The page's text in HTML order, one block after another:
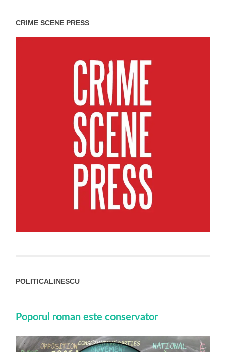
CRIME SCENE PRESS
POLITICALINESCU
Poporul roman este conservator